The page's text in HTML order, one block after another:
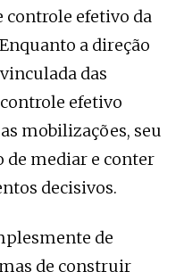
controle efetivo da
a direção
das
efetivo
mobilizações, seu
de mediar e conter
decisivos.
de
de construir